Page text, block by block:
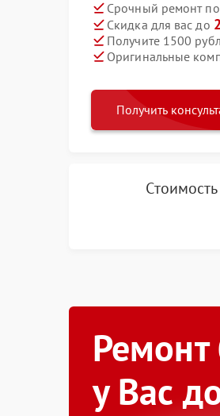
Срочный ремонт
Скидка для вас до
Получите 1500
Оригинальные
Получить
Стоимость
Ремонт
у Вас